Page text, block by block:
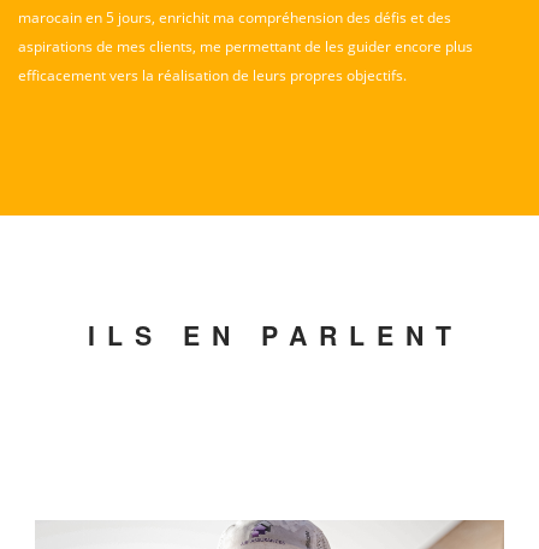
marocain en 5 jours, enrichit ma compréhension des défis et des
aspirations de mes clients, me permettant de les guider encore plus
efficacement vers la réalisation de leurs propres objectifs.
ILS EN PARLENT